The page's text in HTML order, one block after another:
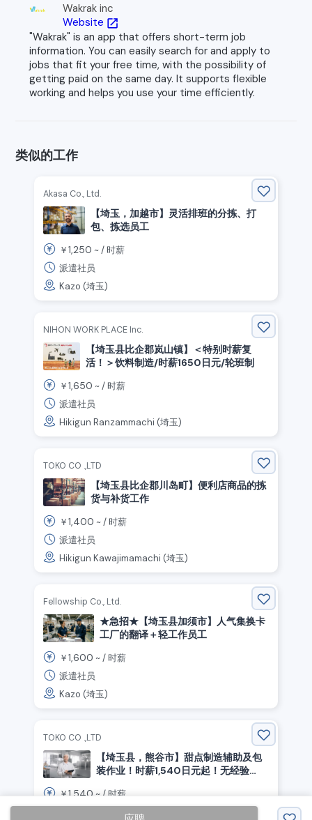
Wakrak inc
Website open_in_new
"Wakrak" is an app that offers short-term job
information. You can easily search for and apply to
jobs that fit your free time, with the possibility of
getting paid on the same day. It supports flexible
working and helps you use your time efficiently.
类似的工作
Akasa Co., Ltd.
【埼玉，加越市】灵活排班的分拣、打
包、拣选员工
￥1,250 ~ /时薪
派遣社员
Kazo (埼玉)
NIHON WORK PLACE Inc.
【埼玉县比企郡岚山镇】＜特别时薪复
活！＞饮料制造/时薪1650日元/轮班制
￥1,650 ~ /时薪
派遣社员
Hikigun Ranzammachi (埼玉)
TOKO CO .,LTD
【埼玉县比企郡川岛町】便利店商品的拣
货与补货工作
￥1,400 ~ /时薪
派遣社员
Hikigun Kawajimamachi (埼玉)
Fellowship Co., Ltd.
★急招★【埼玉县加须市】人气集换卡
工厂的翻译＋轻工作员工
￥1,600 ~ /时薪
派遣社员
Kazo (埼玉)
TOKO CO .,LTD
【埼玉县，熊谷市】甜点制造辅助及包
装作业！时薪1,540日元起！无经验
￥1,540 ~ /时薪